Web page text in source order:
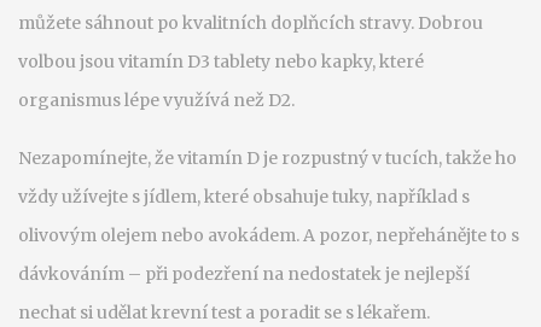
můžete sáhnout po kvalitních doplňcích stravy. Dobrou
volbou jsou vitamín D3 tablety nebo kapky, které
organismus lépe využívá než D2.
Nezapomínejte, že vitamín D je rozpustný v tucích, takže ho
vždy užívejte s jídlem, které obsahuje tuky, například s
olivovým olejem nebo avokádem. A pozor, nepřehánějte to s
dávkováním – při podezření na nedostatek je nejlepší
nechat si udělat krevní test a poradit se s lékařem.